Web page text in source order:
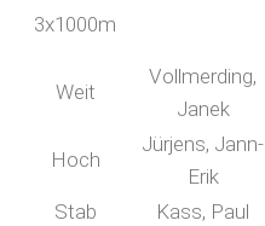
3x1000m
Weit
Vollmerding,
Janek
Hoch
Jürjens, Jann-
Erik
Stab Kass, Paul